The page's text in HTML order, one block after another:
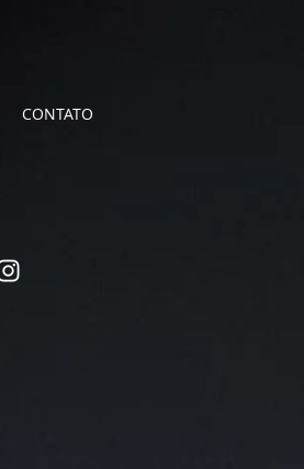
CONTATO